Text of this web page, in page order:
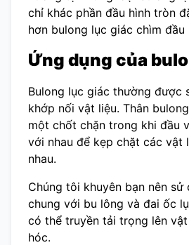
chỉ khác phần đầu hình tròn
hơn bulong lục giác chìm đầu
Ứng dụng của
Bulong lục giác thường được
khớp nối vật liệu. Thân
một chốt chặn trong khi đầu
với nhau để kẹp chặt các vật
nhau.
Chúng tôi khuyên bạn nên sử
chung với bu lông và đai ốc
có thể truyền tải trọng lên
hóc.